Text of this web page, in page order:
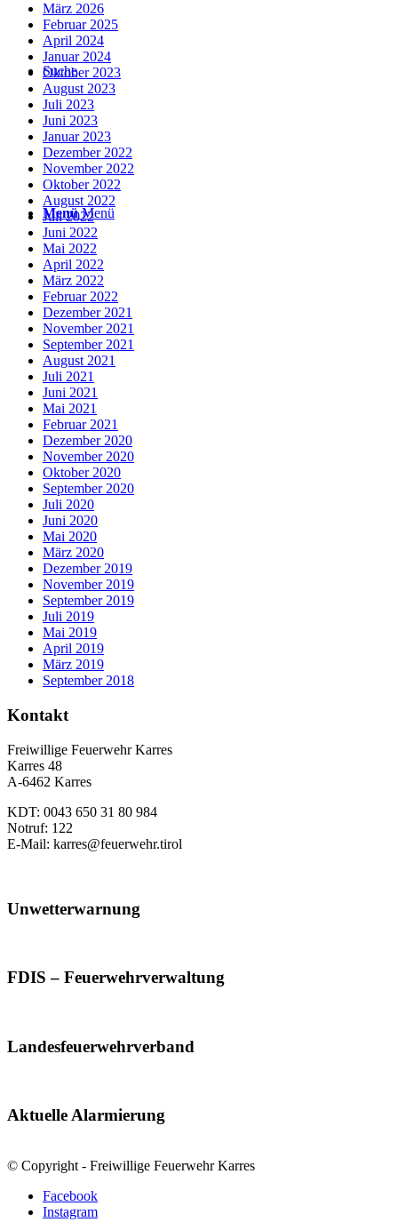
Suche
Menü Menü
März 2026
Februar 2025
April 2024
Januar 2024
Oktober 2023
August 2023
Juli 2023
Juni 2023
Januar 2023
Dezember 2022
November 2022
Oktober 2022
August 2022
Juli 2022
Juni 2022
Mai 2022
April 2022
März 2022
Februar 2022
Dezember 2021
November 2021
September 2021
August 2021
Juli 2021
Juni 2021
Mai 2021
Februar 2021
Dezember 2020
November 2020
Oktober 2020
September 2020
Juli 2020
Juni 2020
Mai 2020
März 2020
Dezember 2019
November 2019
September 2019
Juli 2019
Mai 2019
April 2019
März 2019
September 2018
Kontakt
Freiwillige Feuerwehr Karres
Karres 48
A-6462 Karres
KDT: 0043 650 31 80 984
Notruf: 122
E-Mail: karres@feuerwehr.tirol
Unwetterwarnung
FDIS – Feuerwehrverwaltung
Landesfeuerwehrverband
Aktuelle Alarmierung
© Copyright - Freiwillige Feuerwehr Karres
Facebook
Instagram